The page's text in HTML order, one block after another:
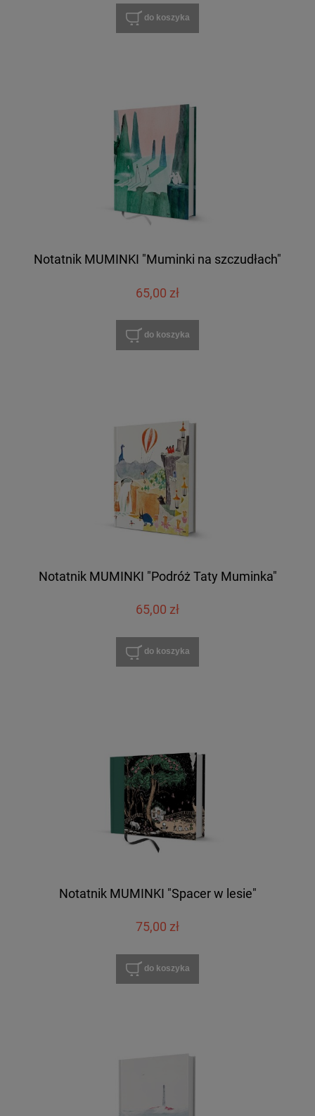
do koszyka
Notatnik MUMINKI "Muminki na szczudłach"
65,00 zł
do koszyka
Notatnik MUMINKI "Podróż Taty Muminka"
65,00 zł
do koszyka
Notatnik MUMINKI "Spacer w lesie"
75,00 zł
do koszyka